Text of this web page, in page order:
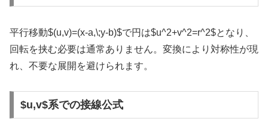
平行移動$(u,v)=(x-a,\;y-b)$で円は$u^2+v^2=r^2$となり、
回転を挟む必要は通常ありません。変換により対称性が現
れ、不要な展開を避けられます。
$u,v$系での接線公式